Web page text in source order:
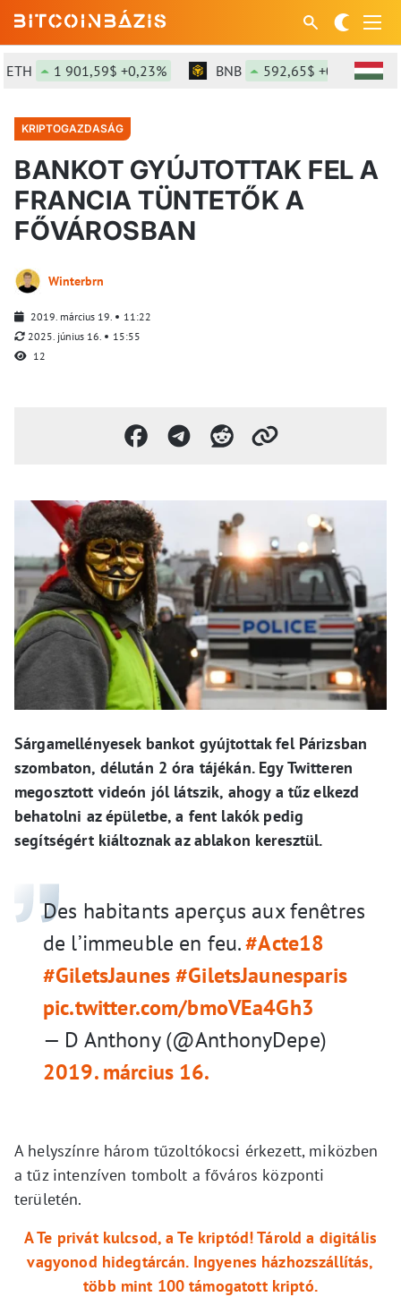
1 901,59$ +0,23% BNB 592,65$ +0,01%
KRIPTOGAZDASÁG
BANKOT GYÚJTOTTAK FEL A
FRANCIA TÜNTETŐK A
FŐVÁROSBAN
Winterbrn
2019. március 19.
11:22
2025. június 16.
15:55
12
Sárgamellényesek bankot gyújtottak fel Párizsban
szombaton, délután 2 óra tájékán. Egy Twitteren
megosztott videón jól látszik, ahogy a tűz elkezd
behatolni az épületbe, a fent lakók pedig
segítségért kiáltoznak az ablakon keresztül.
Des habitants aperçus aux fenêtres
de l’immeuble en feu.#Acte18
#GiletsJaunes#GiletsJaunesparis
pic.twitter.com/bmoVEa4Gh3
— D Anthony (@AnthonyDepe)
2019. március 16.
A helyszínre három tűzoltókocsi érkezett, miközben
a tűz intenzíven tombolt a főváros központi
területén.
A Te privát kulcsod, a Te kriptód! Tárold a digitális
vagyonod hidegtárcán. Ingyenes házhozszállítás,
több mint 100 támogatott kriptó.